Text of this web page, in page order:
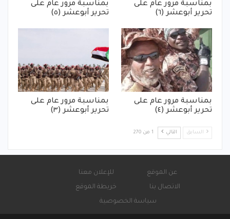
بمناسبة مرور عام على
تحرير أبوعشر (٦)
بمناسبة مرور عام على
تحرير أبوعشر (٥)
بمناسبة مرور عام على
تحرير أبوعشر (٤)
بمناسبة مرور عام على
تحرير أبوعشر (٣)
السابق التالي 1 من 270
عن الموقع
للإعلان معنا
الاتصال بنا
خريطة الموقع
سياسة الخصوصية